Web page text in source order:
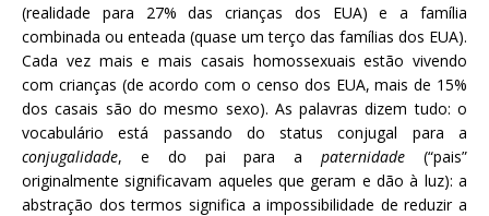
(realidade para 27% das crianças dos EUA) e a família
combinada ou enteada (quase um terço das famílias dos EUA).
Cada vez mais e mais casais homossexuais estão vivendo
com crianças (de acordo com o censo dos EUA, mais de 15%
dos casais são do mesmo sexo). As palavras dizem tudo: o
vocabulário está passando do status conjugal para a
conjugalidade, e do pai para apaternidade (“pais”
originalmente significavam aqueles que geram e dão à luz): a
abstração dos termos significa a impossibilidade de reduzir a